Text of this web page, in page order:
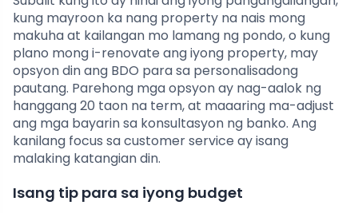
kung mayroon ka nang property na nais mong
makuha at kailangan mo lamang ng pondo, o kung
plano mong i-renovate ang iyong property, may
opsyon din ang BDO para sa personalisadong
pautang. Parehong mga opsyon ay nag-aalok ng
hanggang 20 taon na term, at maaaring ma-adjust
ang mga bayarin sa konsultasyon ng banko. Ang
kanilang focus sa customer service ay isang
malaking katangian din.
Isang tip para sa iyong budget